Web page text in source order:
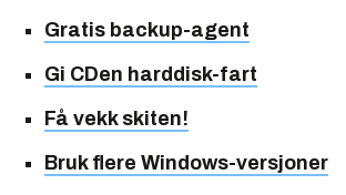
Gratis backup-agent
Gi CDen harddisk-fart
Få vekk skiten!
Bruk flere Windows-versjoner